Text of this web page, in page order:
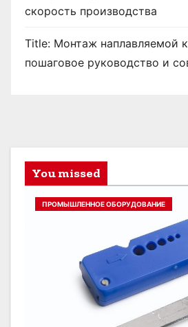
скорость производства
Title: Монтаж наплавляемой
пошаговое руководство и
You missed
ПРОМЫШЛЕННОЕ ОБОРУДОВАНИЕ